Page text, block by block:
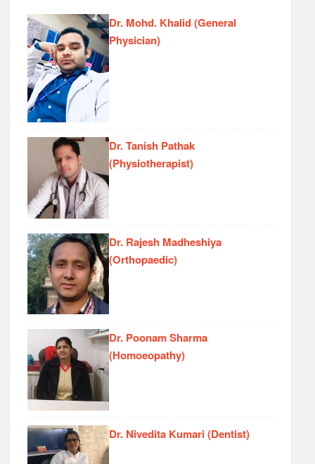
Dr. Mohd. Khalid (General
Physician)
Dr. Tanish Pathak
(Physiotherapist)
Dr. Rajesh Madheshiya
(Orthopaedic)
Dr. Poonam Sharma
(Homoeopathy)
Dr. Nivedita Kumari (Dentist)